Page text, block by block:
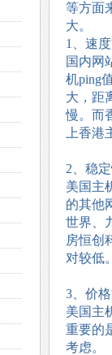
等方面
大。
1、速
国内网
机ping
大，距
慢。而
上香
2、稳
美国主
的其他
世界、
房恒创
对较低
3、价
美国主
重要的
考虑。